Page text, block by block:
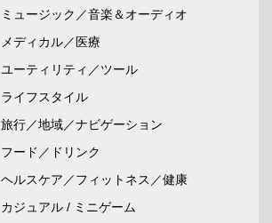
ミュージック／音楽＆オーディオ
メディカル／医療
ユーティリティ／ツール
ライフスタイル
旅行／地域／ナビゲーション
フード／ドリンク
ヘルスケア／フィットネス／健康
カジュアル / ミニゲーム